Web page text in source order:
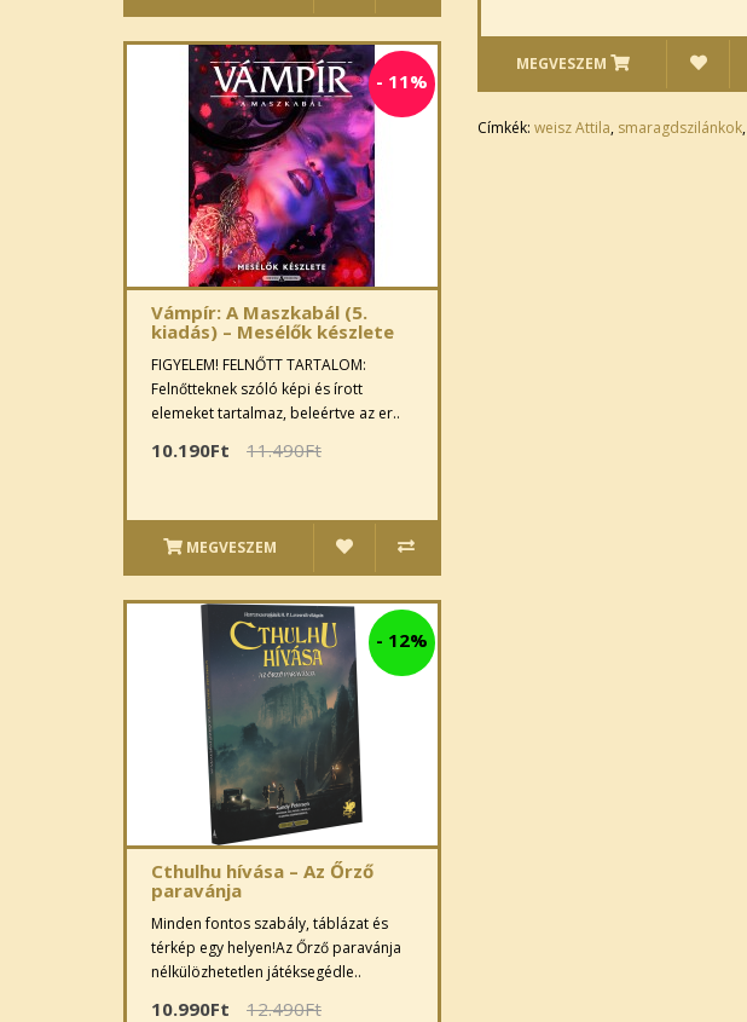
- 11%
Vámpír: A Maszkabál (5.
kiadás) – Mesélők készlete
FIGYELEM! FELNŐTT TARTALOM:
Felnőtteknek szóló képi és írott
elemeket tartalmaz, beleértve az er..
10.190Ft 11.490Ft
MEGVESZEM
- 12%
Cthulhu hívása – Az Őrző
paravánja
Minden fontos szabály, táblázat és
térkép egy helyen!Az Őrző paravánja
nélkülözhetetlen játéksegédle..
10.990Ft 12.490Ft
MEGVESZEM
Címkék: weisz Attila, smaragdszilánkok,